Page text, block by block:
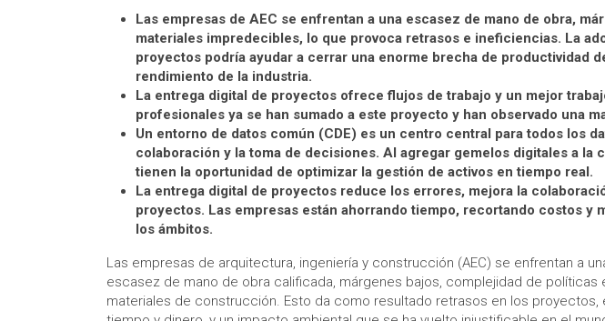
Las empresas de AEC se enfrentan a una escasez de mano de obra,
materiales impredecibles, lo que provoca retrasos e ineficiencias. La
proyectos podría ayudar a cerrar una enorme brecha de productividad
rendimiento de la industria.
La entrega digital de proyectos ofrece flujos de trabajo y un mejor
profesionales ya se han sumado a este proyecto y han observado una
Un entorno de datos común (CDE) es un centro central para todos los
colaboración y la toma de decisiones. Al agregar gemelos digitales a la
tienen la oportunidad de optimizar la gestión de activos en tiempo real.
La entrega digital de proyectos reduce los errores, mejora la
proyectos. Las empresas están ahorrando tiempo, recortando costos y
los ámbitos.
Las empresas de arquitectura, ingeniería y construcción (AEC) se enfrentan a
escasez de mano de obra calificada, márgenes bajos, complejidad de políticas
materiales de construcción. Esto da como resultado retrasos en los proyectos,